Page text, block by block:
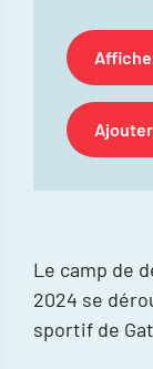
Le camp de
2024 se
sportif de